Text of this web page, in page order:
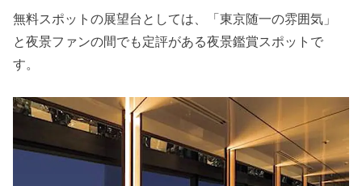
無料スポットの展望台としては、「東京随一の雰囲気」
と夜景ファンの間でも定評がある夜景鑑賞スポットで
す。